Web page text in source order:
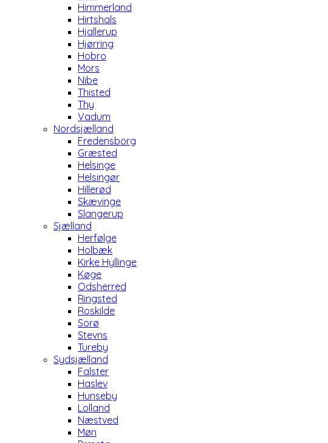
Himmerland
Hirtshals
Hjallerup
Hjørring
Hobro
Mors
Nibe
Thisted
Thy
Vadum
Nordsjælland
Fredensborg
Græsted
Helsinge
Helsingør
Hillerød
Skævinge
Slangerup
Sjælland
Herfølge
Holbæk
Kirke Hyllinge
Køge
Odsherred
Ringsted
Roskilde
Sorø
Stevns
Tureby
Sydsjælland
Falster
Haslev
Hunseby
Lolland
Næstved
Møn